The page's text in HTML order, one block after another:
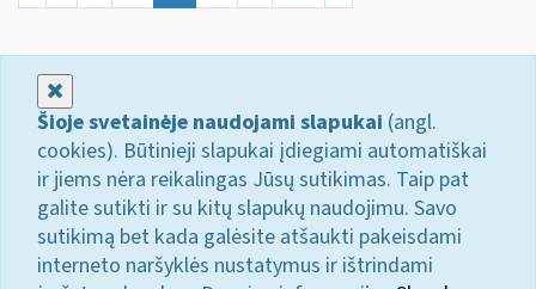
Šioje svetainėje naudojami slapukai (angl.
cookies). Būtinieji slapukai įdiegiami automatiškai
ir jiems nėra reikalingas Jūsų sutikimas. Taip pat
galite sutikti ir su kitų slapukų naudojimu. Savo
sutikimą bet kada galėsite atšaukti pakeisdami
interneto naršyklės nustatymus ir ištrindami